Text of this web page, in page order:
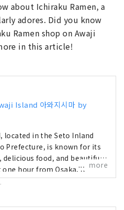
about Ichiraku Ramen, a
adores. Did you know
Ramen shop on Awaji
in this article!
Island 아와지시마 by
located in the Seto Inland
Prefecture, is known for its
delicious food, and beautiful
one hour from Osaka, it
escape from the busy
more